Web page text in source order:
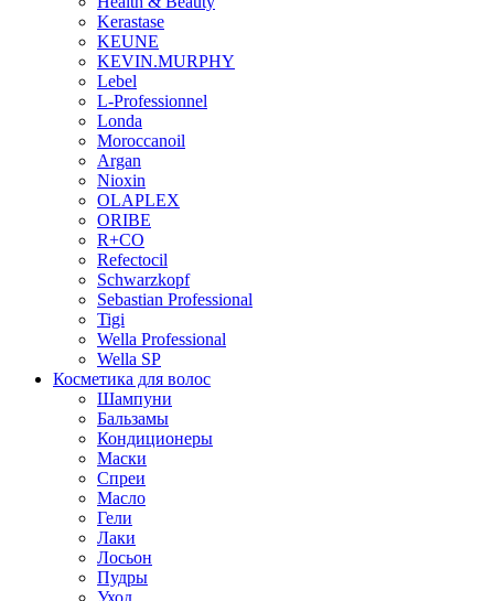
Kerastase
KEUNE
KEVIN.MURPHY
Lebel
L-Professionnel
Londa
Moroccanoil
Argan
Niохin
OLAPLEX
ORIBE
R+CO
Refectocil
Schwarzkopf
Sebastian Professional
Tigi
Wella Professional
Wella SP
Косметика для волос
Шампуни
Бальзамы
Кондиционеры
Маски
Спреи
Масло
Гели
Лаки
Лосьон
Пудры
Уход